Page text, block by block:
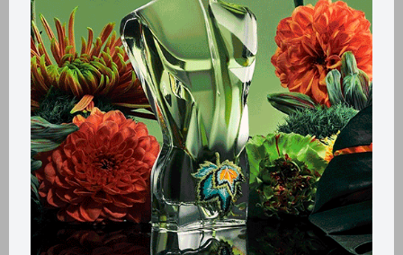
Retiros gratuitos en tiendas
Productos que te pueden interesar